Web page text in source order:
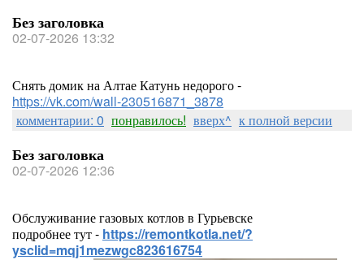
Без заголовка
02-07-2026 13:32
Снять домик на Алтае Катунь недорого -
https://vk.com/wall-230516871_3878
комментарии: 0 понравилось! вверх^ к полной версии
Без заголовка
02-07-2026 12:36
Обслуживание газовых котлов в Гурьевске
подробнее тут - https://remontkotla.net/?
ysclid=mqj1mezwgc823616754